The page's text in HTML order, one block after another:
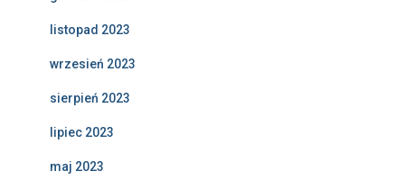
listopad 2023
wrzesień 2023
sierpień 2023
lipiec 2023
maj 2023